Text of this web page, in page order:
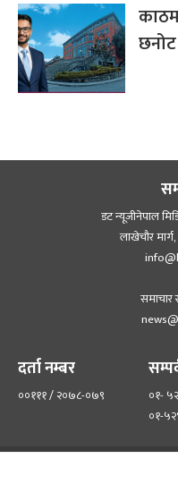
छनोट
डट न्यूजीनेपाल
लाखेचौर
समाचार
दर्ता नम्बर
००१११ / २०७८-०७९
०१-
०१-